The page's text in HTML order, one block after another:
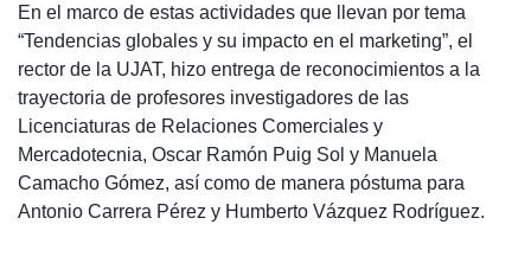
En el marco de estas actividades que llevan por tema
“Tendencias globales y su impacto en el marketing”, el
rector de la UJAT, hizo entrega de reconocimientos a la
trayectoria de profesores investigadores de las
Licenciaturas de Relaciones Comerciales y
Mercadotecnia, Oscar Ramón Puig Sol y Manuela
Camacho Gómez, así como de manera póstuma para
Antonio Carrera Pérez y Humberto Vázquez Rodríguez.